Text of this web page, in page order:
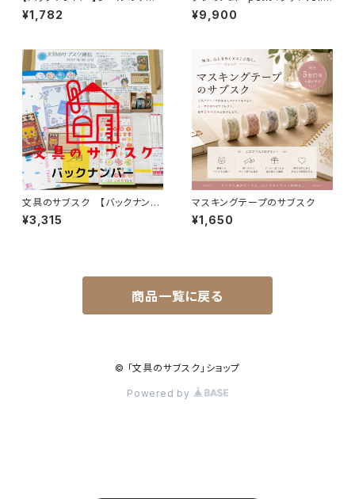
スク6月号＋きゅるるんシール夏
限定柄
¥1,782
23
¥9,900
文具のサブスク 【バックナンバ
ー】
¥3,315
マスキングテープのサブスク
¥1,650
商品一覧に戻る
© 「文具のサブスク」ショップ
Powered by